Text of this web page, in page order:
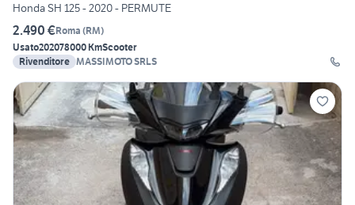
Honda SH 125 - 2020 - PERMUTE
2.490 €Roma (RM)
Usato202078000 KmScooter
Rivenditore MASSIMOTO SRLS